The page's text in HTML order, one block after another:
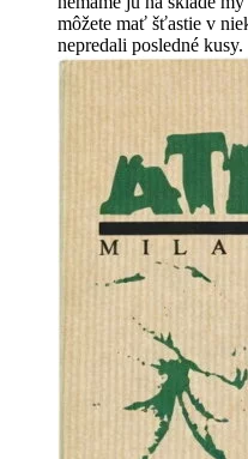
môžete mať šťastie v
nepredali posledné kusy.